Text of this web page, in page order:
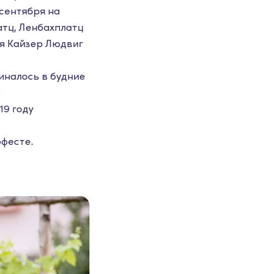
на
Ленбахплатц
Кайзер Людвиг
в будние
году